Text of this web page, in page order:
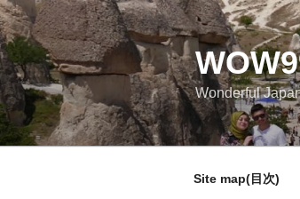
コ
ン
テ
ン
ツ
へ
ス
Wonderful
Site map(目次)